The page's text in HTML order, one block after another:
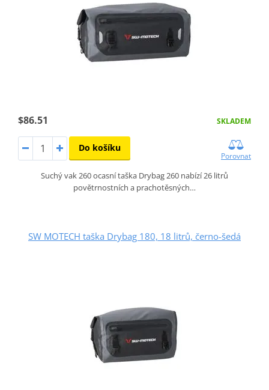
$86.51 SKLADEM
Do košíku
Porovnat
Suchý vak 260 ocasní taška Drybag 260 nabízí 26 litrů
povětrnostních a prachotěsných…
SW MOTECH taška Drybag 180, 18 litrů, černo-šedá